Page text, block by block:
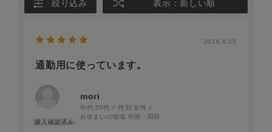
絞り込み 表示：新しい順
2026.6.15
通勤用に使っています。
mori
年代: 50代 性別:女性
お住まいの地域:中国・四国